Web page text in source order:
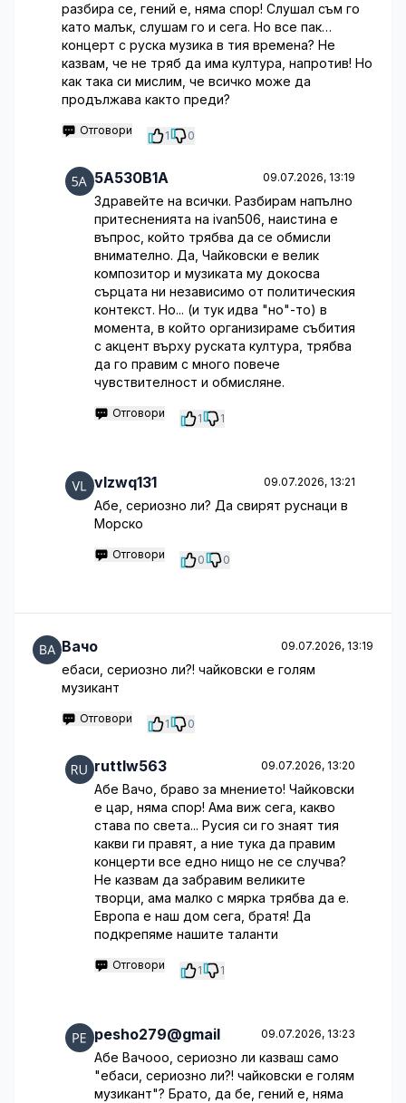
разбира се, гений е, няма спор! Слушал съм го
като малък, слушам го и сега. Но все пак…
концерт с руска музика в тия времена? Не
казвам, че не тряб да има култура, напротив! Но
как така си мислим, че всичко може да
продължава както преди?
Отговори 1 0
5A530B1A 09.07.2026, 13:19
Здравейте на всички. Разбирам напълно
притесненията на ivan506, наистина е
въпрос, който трябва да се обмисли
внимателно. Да, Чайковски е велик
композитор и музиката му докосва
сърцата ни независимо от политическия
контекст. Но... (и тук идва "но"-то) в
момента, в който организираме събития
с акцент върху руската култура, трябва
да го правим с много повече
чувствителност и обмисляне.
Отговори 1 1
vlzwq131 09.07.2026, 13:21
Абе, сериозно ли? Да свирят руснаци в
Морско
Отговори 0 0
Вачо 09.07.2026, 13:19
ебаси, сериозно ли?! чайковски е голям
музикант
Отговори 1 0
ruttlw563 09.07.2026, 13:20
Абе Вачо, браво за мнението! Чайковски
е цар, няма спор! Ама виж сега, какво
става по света... Русия си го знаят тия
какви ги правят, а ние тука да правим
концерти все едно нищо не се случва?
Не казвам да забравим великите
творци, ама малко с мярка трябва да е.
Европа е наш дом сега, братя! Да
подкрепяме нашите таланти
Отговори 1 1
pesho279@gmail 09.07.2026, 13:23
Абе Вачооо, сериозно ли казваш само
"ебаси, сериозно ли?! чайковски е голям
музикант"? Брато, да бе, гений е, няма